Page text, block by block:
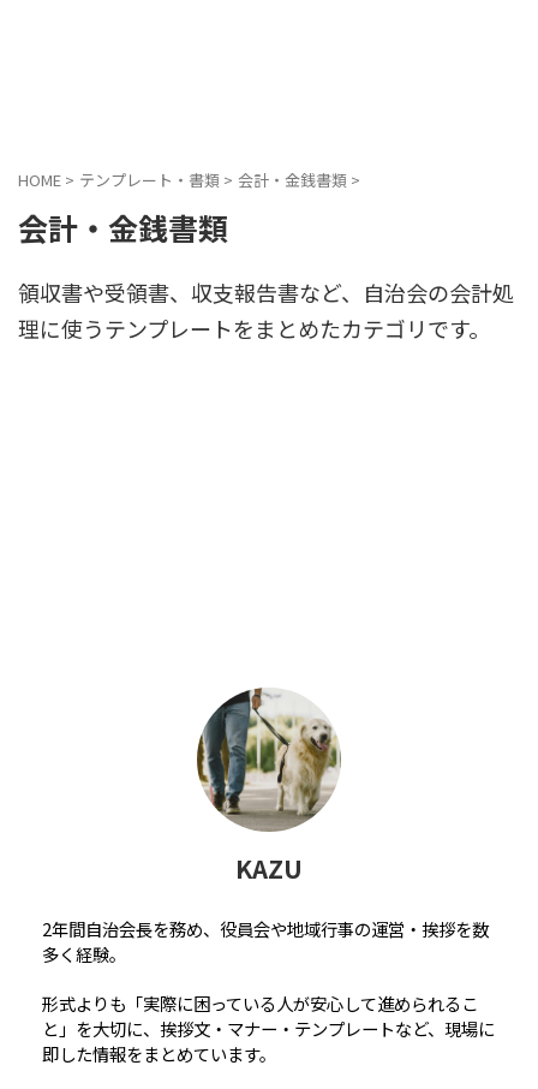
HOME > テンプレート・書類 > 会計・金銭書類 >
会計・金銭書類
領収書や受領書、収支報告書など、自治会の会計処
理に使うテンプレートをまとめたカテゴリです。
KAZU
2年間自治会長を務め、役員会や地域行事の運営・挨拶を数
多く経験。
形式よりも「実際に困っている人が安心して進められるこ
と」を大切に、挨拶文・マナー・テンプレートなど、現場に
即した情報をまとめています。